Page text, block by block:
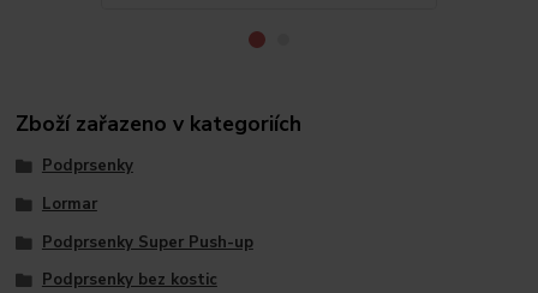
Zboží zařazeno v kategoriích
Podprsenky
Lormar
Podprsenky Super Push-up
Podprsenky bez kostic